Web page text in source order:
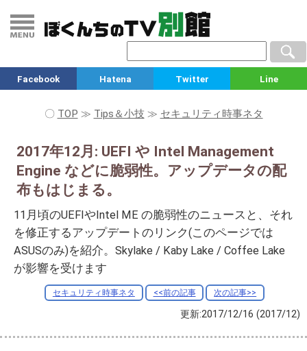
Facebook Hatena Twitter Line
〇 TOP ≫ Tips＆小技 ≫ セキュリティ時事ネタ
2017年12月: UEFI や Intel Management
Engine などに脆弱性。アップデータの配
布もはじまる。
11月頃のUEFIやIntel ME の脆弱性のニュースと、それ
を修正するアップデートのリンク(このページでは
ASUSのみ)を紹介。Skylake / Kaby Lake / Coffee Lake
が影響を受けます
セキュリティ時事ネタ <<前の記事 次の記事>>
更新:2017/12/16 (2017/12)